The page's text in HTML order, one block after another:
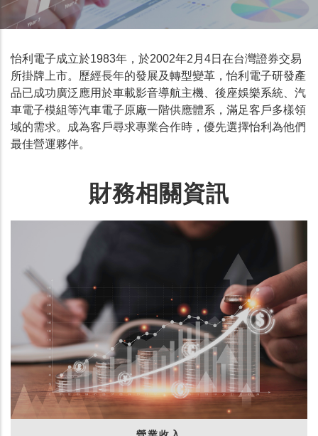
怡利電子成立於1983年，於2002年2月4日在台灣證券交易
所掛牌上市。歷經長年的發展及轉型變革，怡利電子研發產
品已成功廣泛應用於車載影音導航主機、後座娛樂系統、汽
車電子模組等汽車電子原廠一階供應體系，滿足客戶多樣領
域的需求。成為客戶尋求專業合作時，優先選擇怡利為他們
最佳營運夥伴。
財務相關資訊